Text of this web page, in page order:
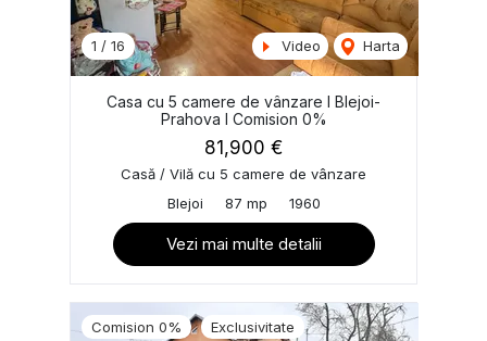
1 / 16 Video Harta
Casa cu 5 camere de vânzare I Blejoi-
Prahova I Comision 0%
81,900 €
Casă / Vilă cu 5 camere de vânzare
Blejoi
87 mp 1960
Vezi mai multe detalii
Comision 0% Exclusivitate